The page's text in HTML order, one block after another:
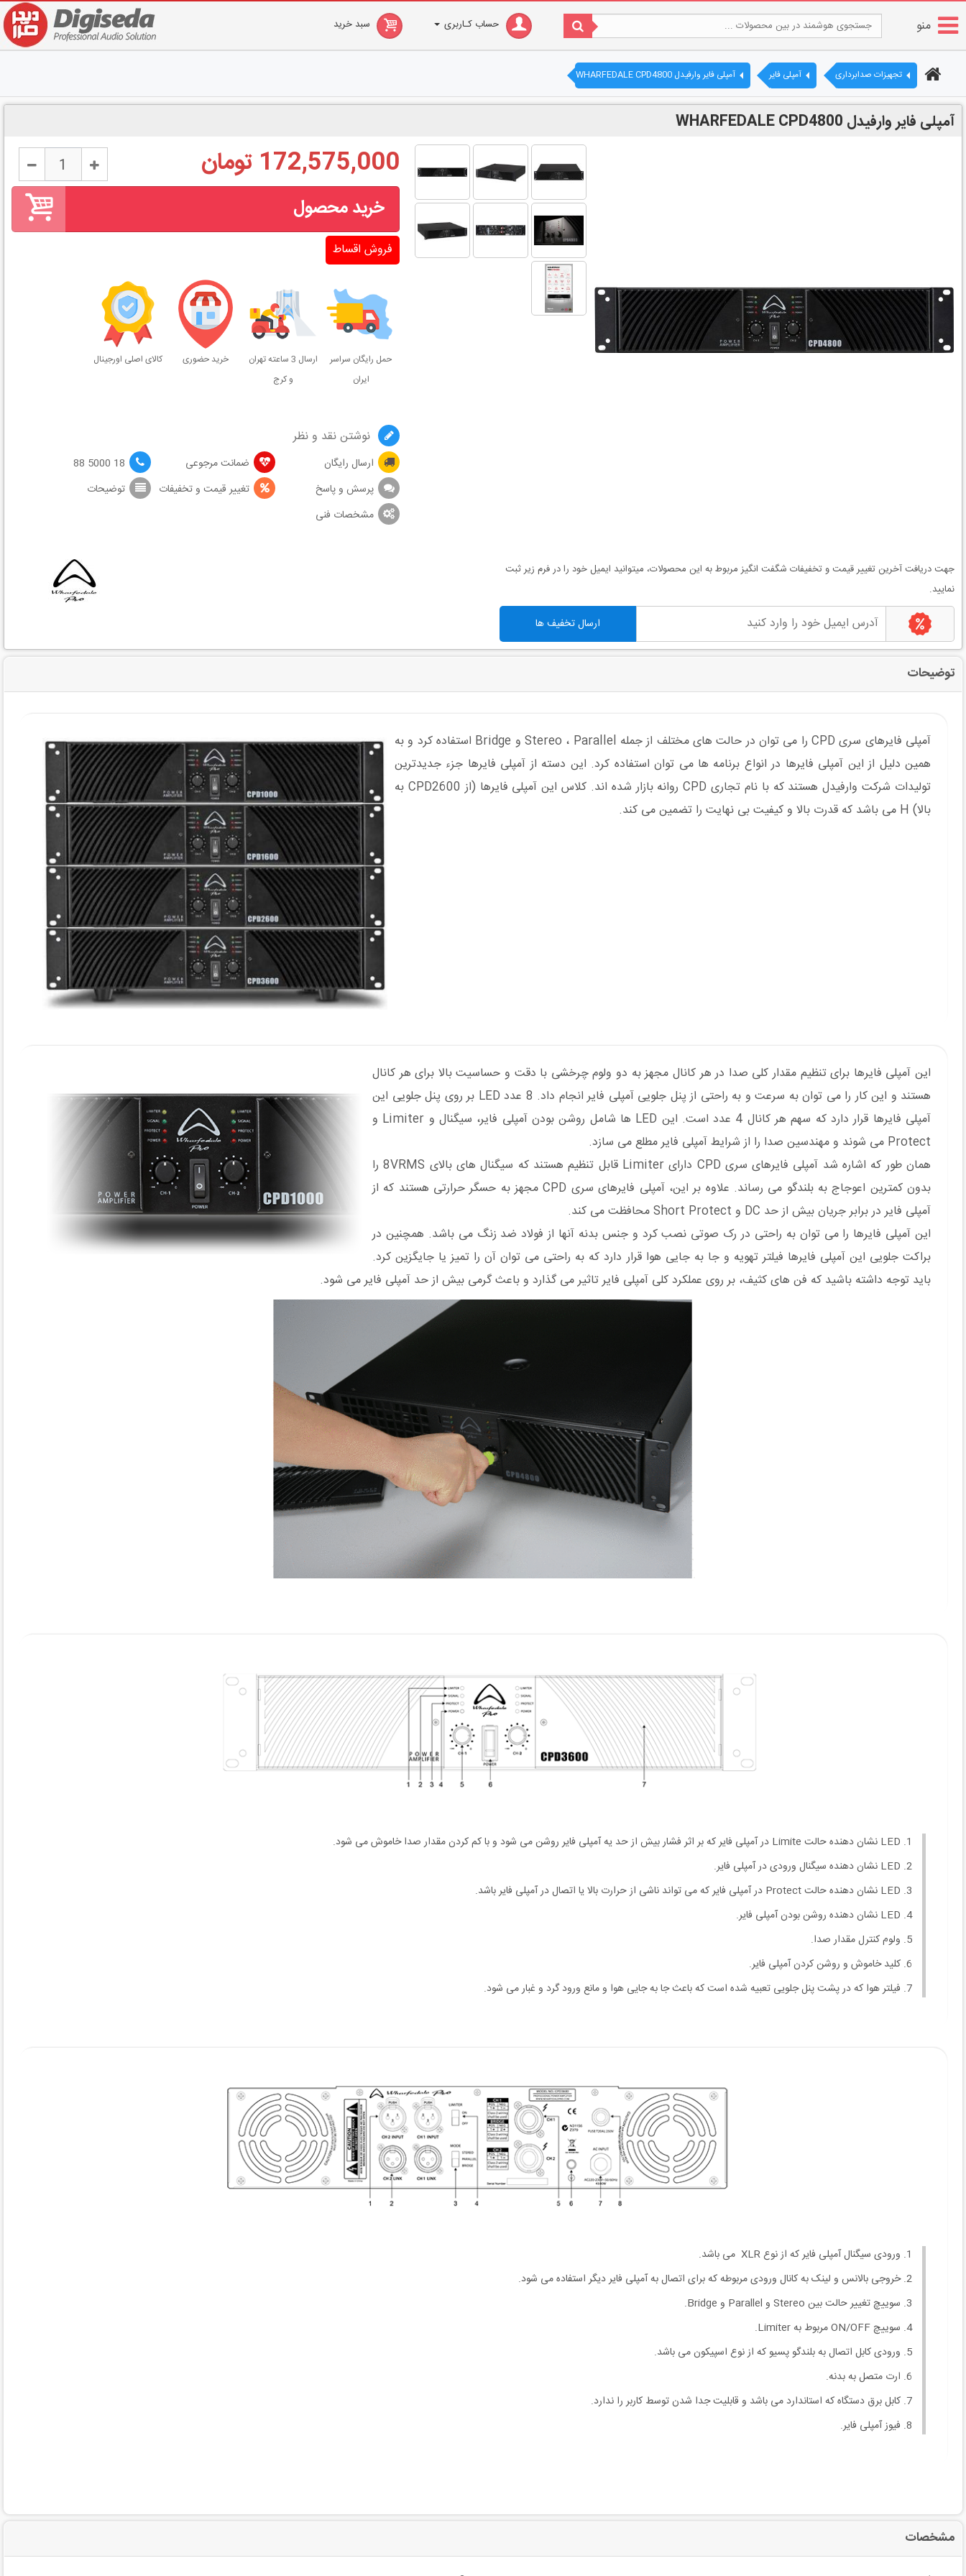
منو حساب کـاربری سبد خرید
تجهیزات صدابرداری آمپلی فایر آمپلی فایر وارفیدل WHARFEDALE CPD4800
آمپلی فایر وارفیدل WHARFEDALE CPD4800
172,575,000 تومان
خرید محصول
فروش اقساط
حمل رایگان سراسر
ایران
ارسال 3 ساعته تهران
و کرج
خرید حضوری کالای اصلی اورجینال
نوشتن نقد و نظر
ارسال رایگان ضمانت مرجوعی
18 5000 88
پرسش و پاسخ
تغییر قیمت و تخفیفات
توضیحات
مشخصات فنی
جهت دریافت آخرین تغییر قیمت و تخفیفات شگفت انگیز مربوط به این محصولات، میتوانید ایمیل خود را در فرم زیر ثبت
نمایید.
توضیحات
آمپلی فایرهای سری CPD را می توان در حالت های مختلف از جمله Stereo ، Parallel و Bridge استفاده کرد و به
همین دلیل از این آمپلی فایرها در انواع برنامه ها می توان استفاده کرد. این دسته از آمپلی فایرها جزء جدیدترین
تولیدات شرکت وارفیدل هستند که با نام تجاری CPD روانه بازار شده اند. کلاس این آمپلی فایرها (از CPD2600 به
بالا) H می باشد که قدرت بالا و کیفیت بی نهایت را تضمین می کند.
این آمپلی فایرها برای تنظیم مقدار کلی صدا در هر کانال مجهز به دو ولوم چرخشی با دقت و حساسیت بالا برای هر کانال
هستند و این کار را می توان به سرعت و به راحتی از پنل جلویی آمپلی فایر انجام داد. 8 عدد LED بر روی پنل جلویی این
آمپلی فایرها قرار دارد که سهم هر کانال 4 عدد است. این LED ها شامل روشن بودن آمپلی فایر، سیگنال و Limiter و
Protect می شوند و مهندسین صدا را از شرایط آمپلی فایر مطلع می سازد.
همان طور که اشاره شد آمپلی فایرهای سری CPD دارای Limiter قابل تنظیم هستند که سیگنال های بالای 8VRMS را
بدون کمترین اعوجاج به بلندگو می رساند. علاوه بر این، آمپلی فایرهای سری CPD مجهز به حسگر حرارتی هستند که از
آمپلی فایر در برابر جریان بیش از حد DC و Short Protect محافظت می کند.
این آمپلی فایرها را می توان به راحتی در رک صوتی نصب کرد و جنس بدنه آنها از فولاد ضد زنگ می باشد. همچنین در
براکت جلویی این آمپلی فایرها فیلتر تهویه و جا به جایی هوا قرار دارد که به راحتی می توان آن را تمیز یا جایگزین کرد.
باید توجه داشته باشید که فن های کثیف، بر روی عملکرد کلی آمپلی فایر تاثیر می گذارد و باعث گرمی بیش از حد آمپلی فایر می شود.
LED نشان دهنده حالت Limite در آمپلی فایر که بر اثر فشار بیش از حد یه آمپلی فایر روشن می شود و با کم کردن مقدار صدا خاموش می شود.
LED نشان دهنده سیگنال ورودی در آمپلی فایر.
LED نشان دهنده حالت Protect در آمپلی فایر که می تواند ناشی از حرارت بالا یا اتصال در آمپلی فایر باشد.
LED نشان دهنده روشن بودن آمپلی فایر.
ولوم کنترل مقدار صدا.
کلید خاموش و روشن کردن آمپلی فایر.
فیلتر هوا که در پشت پنل جلویی تعبیه شده است که باعث جا به جایی هوا و مانع ورود گرد و غبار می شود.
ورودی سیگنال آمپلی فایر که از نوع XLR می باشد.
خروجی بالانس و لینک به کانال ورودی مربوطه که برای اتصال به آمپلی فایر دیگر استفاده می شود.
سوییچ تغییر حالت بین Stereo و Parallel و Bridge.
سوییچ ON/OFF مربوط به Limiter.
ورودی کابل اتصال به بلندگو پسیو که از نوع اسپیکون می باشد.
ارت متصل به بدنه.
کابل برق دستگاه که استاندارد می باشد و قابلیت جدا شدن توسط کاربر را ندارد.
فیوز آمپلی فایر.
مشخصات